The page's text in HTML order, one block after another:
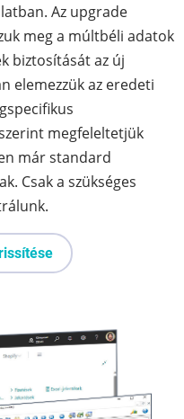
Az upgrade
meg a múltbéli adatok
biztosítását az új
elemezzük az eredeti
megfeleltetjük
már standard
Csak a szükséges